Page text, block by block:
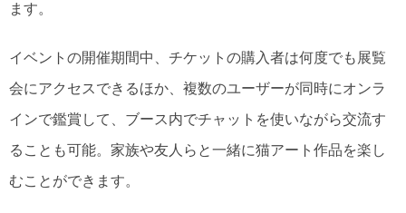
ます。
イベントの開催期間中、チケットの購入者は何度でも展覧
会にアクセスできるほか、複数のユーザーが同時にオンラ
インで鑑賞して、ブース内でチャットを使いながら交流す
ることも可能。家族や友人らと一緒に猫アート作品を楽し
むことができます。